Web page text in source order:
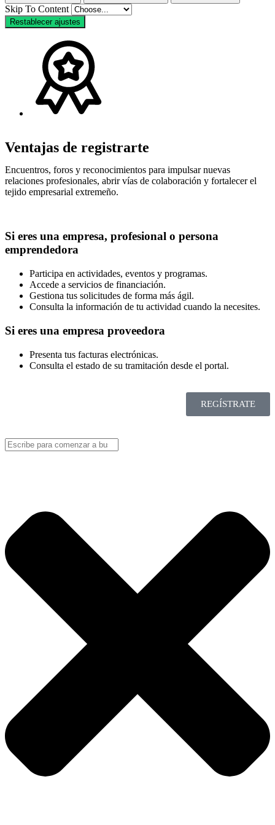
Skip To Content
Restablecer ajustes
Ventajas de registrarte
Encuentros, foros y reconocimientos para impulsar nuevas
relaciones profesionales, abrir vías de colaboración y fortalecer el
tejido empresarial extremeño.
Si eres una empresa, profesional o persona
emprendedora
Participa en actividades, eventos y programas.
Accede a servicios de financiación.
Gestiona tus solicitudes de forma más ágil.
Consulta la información de tu actividad cuando la necesites.
Si eres una empresa proveedora
Presenta tus facturas electrónicas.
Consulta el estado de su tramitación desde el portal.
REGÍSTRATE